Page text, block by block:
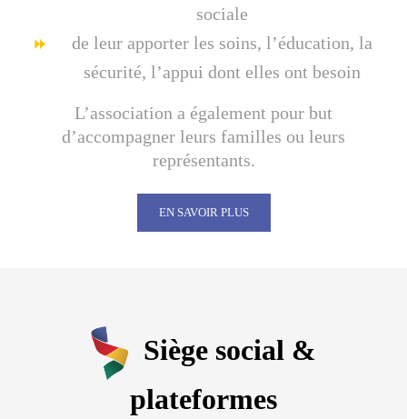
sociale
de leur apporter les soins, l’éducation, la
sécurité, l’appui dont elles ont besoin
L’association a également pour but
d’accompagner leurs familles ou leurs
représentants.
EN SAVOIR PLUS
Siège social &
plateformes